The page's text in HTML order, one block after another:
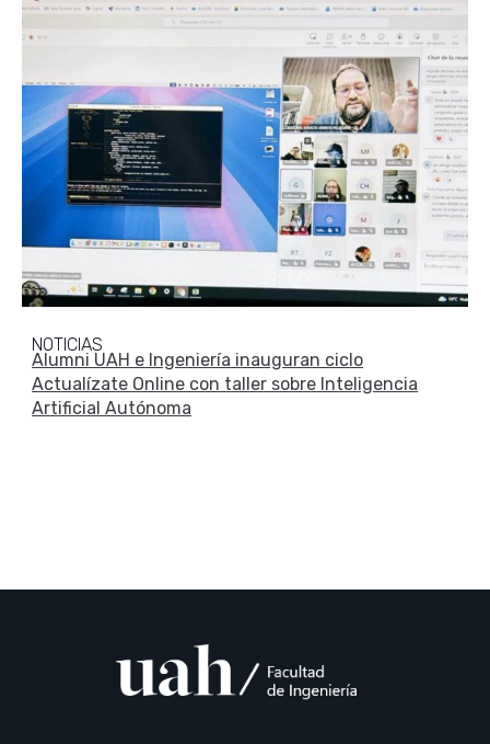
NOTICIAS
Alumni UAH e Ingeniería inauguran ciclo
Actualízate Online con taller sobre Inteligencia
Artificial Autónoma